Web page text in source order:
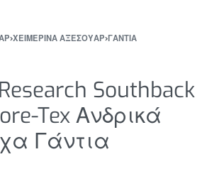
›ΧΕΙΜΕΡΙΝΑ ΑΞΕΣΟΥΑΡ›ΓΑΝΤΙΑ
Southback
Tex Ανδρικά
Γάντια